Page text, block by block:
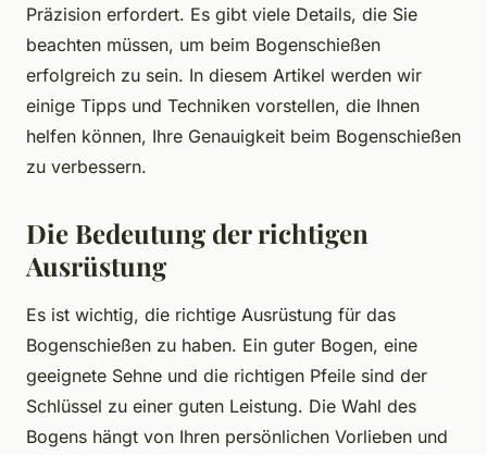
Präzision erfordert. Es gibt viele Details, die Sie
beachten müssen, um beim Bogenschießen
erfolgreich zu sein. In diesem Artikel werden wir
einige Tipps und Techniken vorstellen, die Ihnen
helfen können, Ihre Genauigkeit beim Bogenschießen
zu verbessern.
Die Bedeutung der richtigen
Ausrüstung
Es ist wichtig, die richtige Ausrüstung für das
Bogenschießen zu haben. Ein guter Bogen, eine
geeignete Sehne und die richtigen Pfeile sind der
Schlüssel zu einer guten Leistung. Die Wahl des
Bogens hängt von Ihren persönlichen Vorlieben und